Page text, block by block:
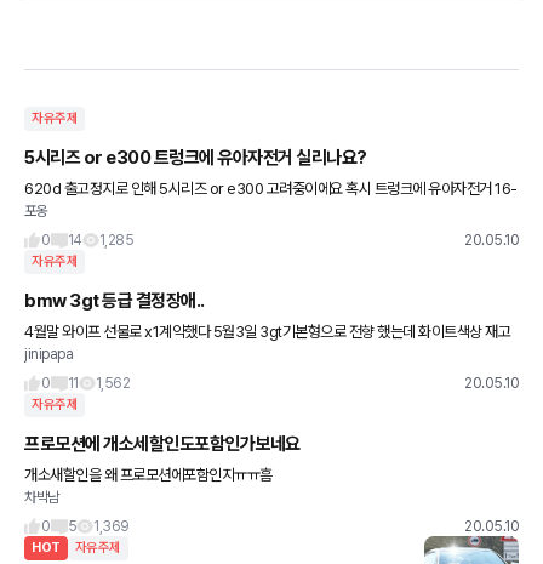
자유주제
5시리즈 or e300 트렁크에 유아자전거 실리나요?
620d 출고정지로 인해 5시리즈 or e300 고려중이에요 혹시 트렁크에 유아자전거 16-
18인치 실리는지 아시나요?ㅜㅜ 보조바퀴가 있어서요
포옹
0
14 1,285 20.05.10
자유주제
bmw 3gt 등급 결정장애..
4월말 와이프 선물로 x1계약했다 5월3일 3gt기본형으로 전향 했는데 화이트색상 재고
부족으로 6월을 봐야 하는 상황인데 럭셔리 차량은 있다고 하는데 기본형과 럭셔리 5백
이상 차이인데 럭셔리를 해야
jinipapa
0
11 1,562 20.05.10
자유주제
프로모션에 개소세할인도포함인가보네요
개소새할인을 왜 프로모션에포함인지ㅠㅠ흠
차박남
0
5 1,369 20.05.10
HOT 자유주제